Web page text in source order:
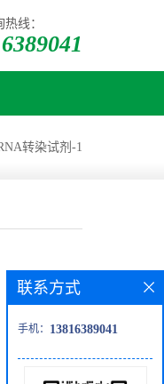
线：
转染试剂-1
联系方式
手机： 13816389041